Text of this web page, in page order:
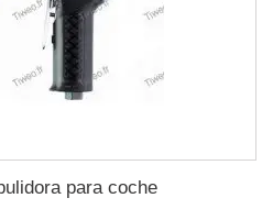
para coche